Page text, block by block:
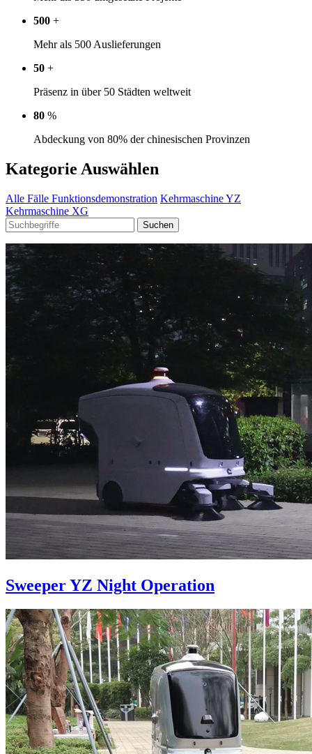
500 +
Mehr als 500 Auslieferungen
50 +
Präsenz in über 50 Städten weltweit
80 %
Abdeckung von 80% der chinesischen Provinzen
Kategorie Auswählen
Alle Fälle Funktionsdemonstration Kehrmaschine YZ
Kehrmaschine XG
Suchen
Sweeper YZ Night Operation